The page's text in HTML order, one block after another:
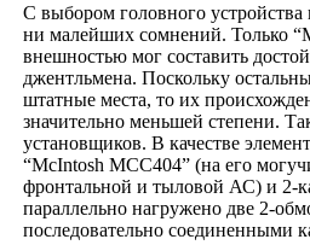
С выбором головного
ни малейших сомнений. Только
внешностью мог составить
джентльмена. Поскольку
штатные места, то их
значительно меньшей степени.
установщиков. В качестве
“McIntosh MCC404” (на его
фронтальной и тыловой АС) и 2-
параллельно нагружено две 2-
последовательно соединенными